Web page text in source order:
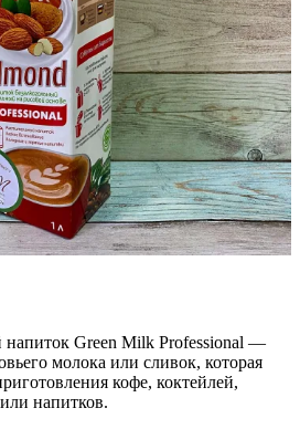
напиток Green Milk Professional —
молока или сливок, которая
кофе, коктейлей,
напитков.